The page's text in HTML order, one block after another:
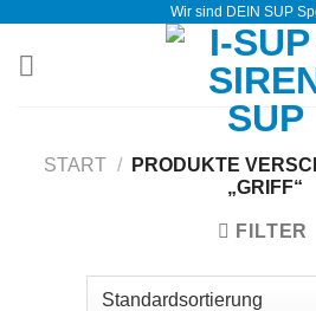
springen
Wir sind DEIN SUP
START /
PRODUKTE
„GRIFF“
FILTER